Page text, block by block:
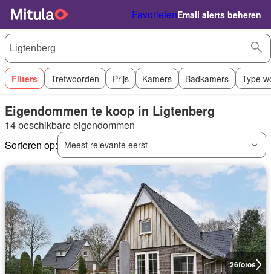
FavorietenEmail alerts beheren
Filters Trefwoorden Prijs Kamers Badkamers Type
Eigendommen te koop in Ligtenberg
14 beschikbare eigendommen
Sorteren op:
Meest relevante eerst
26fotos